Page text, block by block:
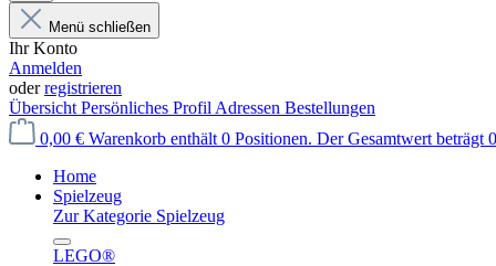
Menü schließen
Ihr Konto
Anmelden
oderregistrieren
Übersicht Persönliches Profil Adressen Bestellungen
0,00 € Warenkorb enthält 0 Positionen. Der Gesamtwert beträgt
Home
Spielzeug
Zur Kategorie Spielzeug
LEGO®